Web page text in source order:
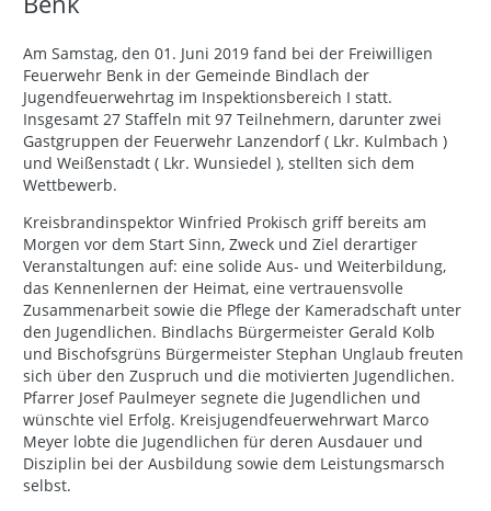
Am Samstag, den 01. Juni 2019 fand bei der Freiwilligen
Feuerwehr Benk in der Gemeinde Bindlach der
Jugendfeuerwehrtag im Inspektionsbereich I statt.
Insgesamt 27 Staffeln mit 97 Teilnehmern, darunter zwei
Gastgruppen der Feuerwehr Lanzendorf ( Lkr. Kulmbach )
und Weißenstadt ( Lkr. Wunsiedel ), stellten sich dem
Wettbewerb.
Kreisbrandinspektor Winfried Prokisch griff bereits am
Morgen vor dem Start Sinn, Zweck und Ziel derartiger
Veranstaltungen auf: eine solide Aus- und Weiterbildung,
das Kennenlernen der Heimat, eine vertrauensvolle
Zusammenarbeit sowie die Pflege der Kameradschaft unter
den Jugendlichen. Bindlachs Bürgermeister Gerald Kolb
und Bischofsgrüns Bürgermeister Stephan Unglaub freuten
sich über den Zuspruch und die motivierten Jugendlichen.
Pfarrer Josef Paulmeyer segnete die Jugendlichen und
wünschte viel Erfolg. Kreisjugendfeuerwehrwart Marco
Meyer lobte die Jugendlichen für deren Ausdauer und
Disziplin bei der Ausbildung sowie dem Leistungsmarsch
selbst.